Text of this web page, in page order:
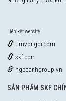
Liên kết website
timvongbi.com
skf.com
ngocanhgroup.vn
SẢN PHẨM SKF